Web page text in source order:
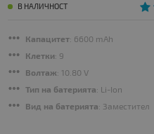
В НАЛИЧНОСТ
Капацитет: 6600 mAh
Клетки: 9
Волтаж: 10.80 V
Тип на батерията: Li-Ion
Вид на батерията: Заместител